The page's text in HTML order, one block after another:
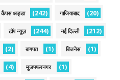
कैंपस अड्डा (242) गाजियाबाद (20)
टॉप न्यूज़ (244) नई द‍िल्ली (212)
(2) बागपत (1) बिजनेस (1)
(4) मुजफ्फरनगर (1)